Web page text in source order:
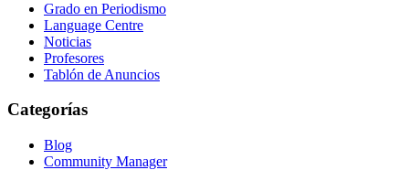
Grado en Periodismo
Language Centre
Noticias
Profesores
Tablón de Anuncios
Categorías
Blog
Community Manager